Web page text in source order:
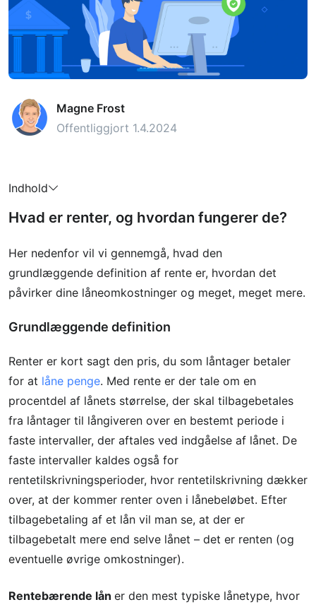
Magne Frost
Offentliggjort 1.4.2024
Indhold
Hvad er renter, og hvordan fungerer de?
Her nedenfor vil vi gennemgå, hvad den
grundlæggende definition af rente er, hvordan det
påvirker dine låneomkostninger og meget, meget mere.
Grundlæggende definition
Renter er kort sagt den pris, du som låntager betaler
for at låne penge. Med rente er der tale om en
procentdel af lånets størrelse, der skal tilbagebetales
fra låntager til långiveren over en bestemt periode i
faste intervaller, der aftales ved indgåelse af lånet. De
faste intervaller kaldes også for
rentetilskrivningsperioder, hvor rentetilskrivning dækker
over, at der kommer renter oven i lånebeløbet. Efter
tilbagebetaling af et lån vil man se, at der er
tilbagebetalt mere end selve lånet – det er renten (og
eventuelle øvrige omkostninger).
Rentebærende lån er den mest typiske lånetype, hvor